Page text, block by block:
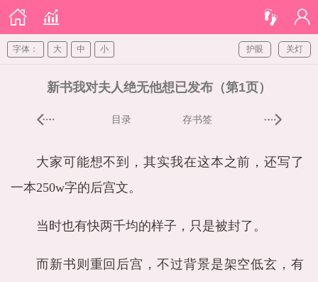
关灯
护眼
字体： 大 中 小
新书我对夫人绝无他想已发布（第1页）
目录 存书签
大家可能想不到，其实我在这本之前，还写了
一本250w字的后宫文。
当时也有快两千均的样子，只是被封了。
而新书则重回后宫，不过背景是架空低玄，有